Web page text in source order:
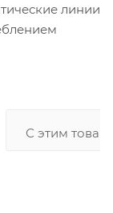
линии
С этим